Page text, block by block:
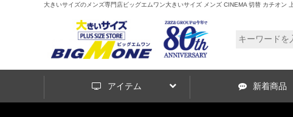
大きいサイズのメンズ専門店ビッグエムワン大きいサイズ メンズ CINEMA 切替 カチオン
アイテム 新着商品